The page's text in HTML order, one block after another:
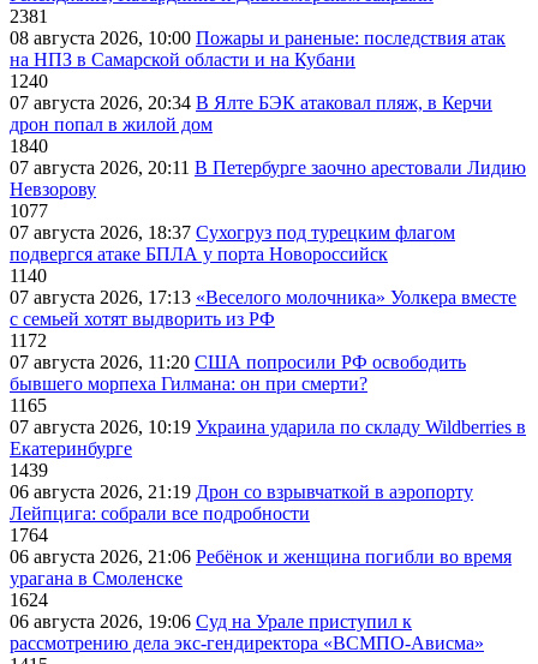
2381
08 августа 2026, 10:00 Пожары и раненые: последствия атак
на НПЗ в Самарской области и на Кубани
1240
07 августа 2026, 20:34 В Ялте БЭК атаковал пляж, в Керчи
дрон попал в жилой дом
1840
07 августа 2026, 20:11 В Петербурге заочно арестовали Лидию
Невзорову
1077
07 августа 2026, 18:37 Сухогруз под турецким флагом
подвергся атаке БПЛА у порта Новороссийск
1140
07 августа 2026, 17:13 «Веселого молочника» Уолкера вместе
с семьей хотят выдворить из РФ
1172
07 августа 2026, 11:20 США попросили РФ освободить
бывшего морпеха Гилмана: он при смерти?
1165
07 августа 2026, 10:19 Украина ударила по складу Wildberries в
Екатеринбурге
1439
06 августа 2026, 21:19 Дрон со взрывчаткой в аэропорту
Лейпцига: собрали все подробности
1764
06 августа 2026, 21:06 Ребёнок и женщина погибли во время
урагана в Смоленске
1624
06 августа 2026, 19:06 Суд на Урале приступил к
рассмотрению дела экс-гендиректора «ВСМПО-Ависма»